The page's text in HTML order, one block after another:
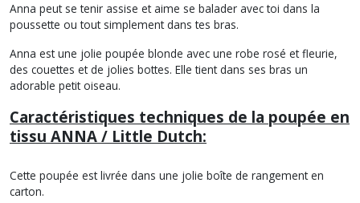
Anna peut se tenir assise et aime se balader avec toi dans la
poussette ou tout simplement dans tes bras.
Anna est une jolie poupée blonde avec une robe rosé et fleurie,
des couettes et de jolies bottes. Elle tient dans ses bras un
adorable petit oiseau.
Caractéristiques techniques de la poupée en
tissu ANNA / Little Dutch:
Cette poupée est livrée dans une jolie boîte de rangement en
carton.